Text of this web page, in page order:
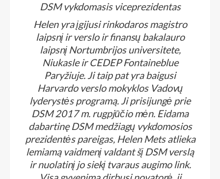
DSM vykdomasis viceprezidentas
Helen yra įgijusi rinkodaros magistro
laipsnį ir verslo ir finansų bakalauro
laipsnį Nortumbrijos universitete,
Niukasle ir CEDEP Fontaineblue
Paryžiuje. Ji taip pat yra baigusi
Harvardo verslo mokyklos Vadovų
lyderystės programą. Ji prisijungė prie
DSM 2017 m. rugpjūčio mėn. Eidama
dabartinę DSM medžiagų vykdomosios
prezidentės pareigas, Helen Mets atlieka
lemiamą vaidmenį valdant šį DSM verslą
ir nuolatinį jo siekį tvaraus augimo link.